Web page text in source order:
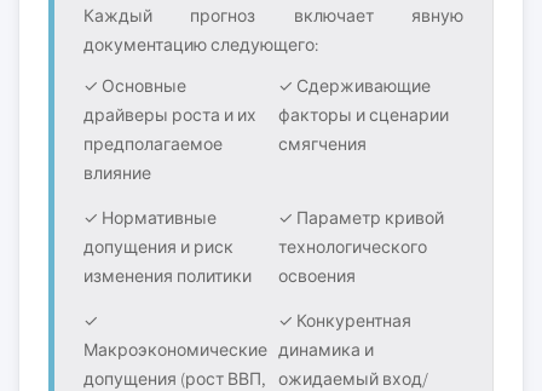
Каждый прогноз включает явную
документацию следующего:
✓ Основные
драйверы роста и их
предполагаемое
влияние
✓ Сдерживающие
факторы и сценарии
смягчения
✓ Нормативные
допущения и риск
изменения политики
✓ Параметр кривой
технологического
освоения
✓
Макроэкономические
допущения (рост ВВП,
✓ Конкурентная
динамика и
ожидаемый вход/